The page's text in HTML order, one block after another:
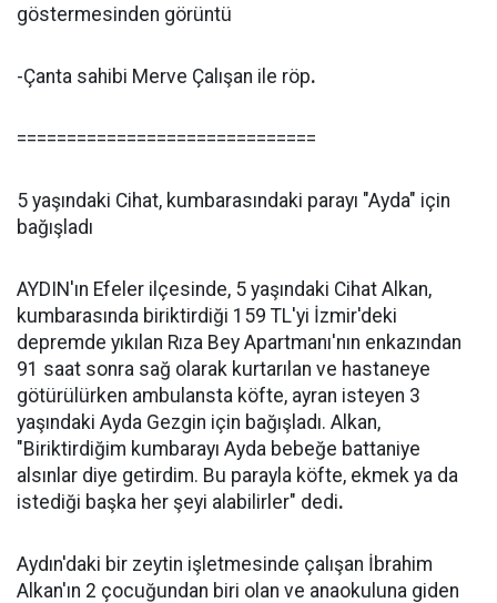
göstermesinden görüntü
-Çanta sahibi Merve Çalışan ile röp.
==============================
5 yaşındaki Cihat, kumbarasındaki parayı "Ayda" için
bağışladı
AYDIN'ın Efeler ilçesinde, 5 yaşındaki Cihat Alkan,
kumbarasında biriktirdiği 159 TL'yi İzmir'deki
depremde yıkılan Rıza Bey Apartmanı'nın enkazından
91 saat sonra sağ olarak kurtarılan ve hastaneye
götürülürken ambulansta köfte, ayran isteyen 3
yaşındaki Ayda Gezgin için bağışladı. Alkan,
"Biriktirdiğim kumbarayı Ayda bebeğe battaniye
alsınlar diye getirdim. Bu parayla köfte, ekmek ya da
istediği başka her şeyi alabilirler" dedi.
Aydın'daki bir zeytin işletmesinde çalışan İbrahim
Alkan'ın 2 çocuğundan biri olan ve anaokuluna giden